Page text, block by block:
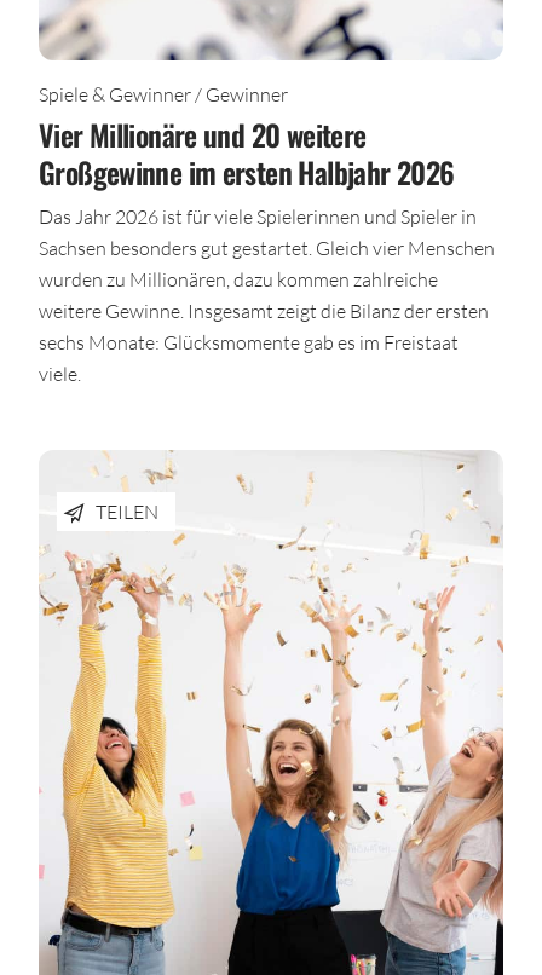
Spiele & Gewinner / Gewinner
Vier Millionäre und 20 weitere
Großgewinne im ersten Halbjahr 2026
Das Jahr 2026 ist für viele Spielerinnen und Spieler in
Sachsen besonders gut gestartet. Gleich vier Menschen
wurden zu Millionären, dazu kommen zahlreiche
weitere Gewinne. Insgesamt zeigt die Bilanz der ersten
sechs Monate: Glücksmomente gab es im Freistaat
viele.
TEILEN